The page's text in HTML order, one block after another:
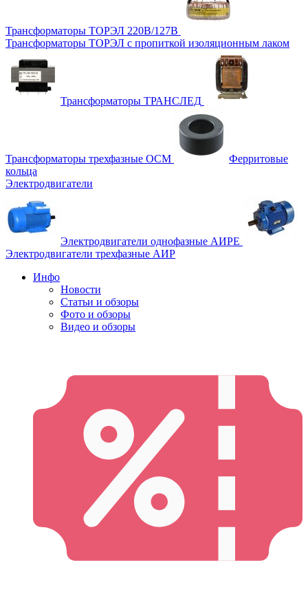
Трансформаторы ТОРЭЛ 220В/127В
Трансформаторы ТОРЭЛ с пропиткой изоляционным лаком
Трансформаторы ТРАНСЛЕД
Трансформаторы трехфазные ОСМ
Ферритовые
кольца
Электродвигатели
Электродвигатели однофазные АИРЕ
Электродвигатели трехфазные АИР
Инфо
Новости
Статьи и обзоры
Фото и обзоры
Видео и обзоры